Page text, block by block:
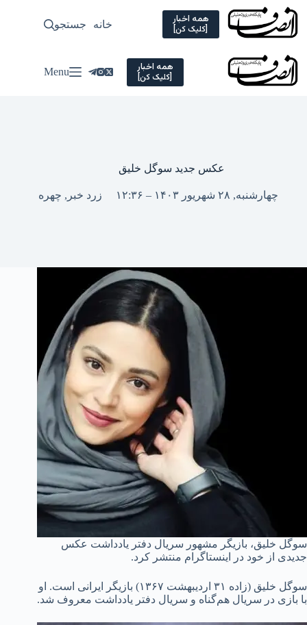
Skip
content
همه اخبار
[کلیک کن] خانه سیاسی
جستجو
همه اخبار
[کلیک کن] Menu
عکس جدید سوگل خلیق
چهارشنبه, ۲۸ شهریور ۱۴۰۳ – ۱۲:۳۶ زرد خبر , چهره
سوگل خلیق، بازیگر مشهور سریال دفتر یادداشت عکس
جدیدی از خود در اینستاگرام منتشر کرد.
سوگل خلیق (زاده ۳۱ اردیبهشت ۱۳۶۷) بازیگر ایرانی است. او
با بازی در سریال هم‌گناه و سریال دفتر یادداشت معروف شد.